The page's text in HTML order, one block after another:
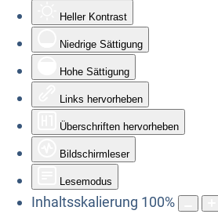
Heller Kontrast
Niedrige Sättigung
Hohe Sättigung
Links hervorheben
Überschriften hervorheben
Bildschirmleser
Lesemodus
Inhaltsskalierung 100%